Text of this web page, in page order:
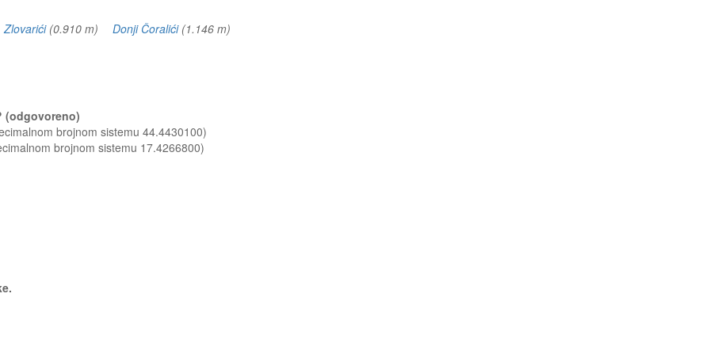
Zlovarići(0.910 m) Donji Čoralići(1.146 m)
(odgovoreno)
brojnom sistemu 44.4430100)
brojnom sistemu 17.4266800)